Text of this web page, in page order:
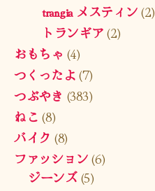
trangia メスティン(2)
トランギア(2)
おもちゃ (4)
つくったよ(7)
つぶやき (383)
ねこ (8)
バイク (8)
ファッション(6)
ジーンズ(5)